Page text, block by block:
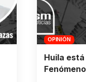
OPINIÓN
Huila